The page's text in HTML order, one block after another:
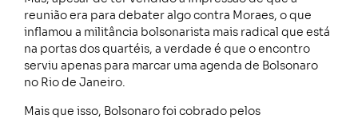
reunião era para debater algo contra Moraes, o que
inflamou a militância bolsonarista mais radical que está
na portas dos quartéis, a verdade é que o encontro
serviu apenas para marcar uma agenda de Bolsonaro
no Rio de Janeiro.
Mais que isso, Bolsonaro foi cobrado pelos